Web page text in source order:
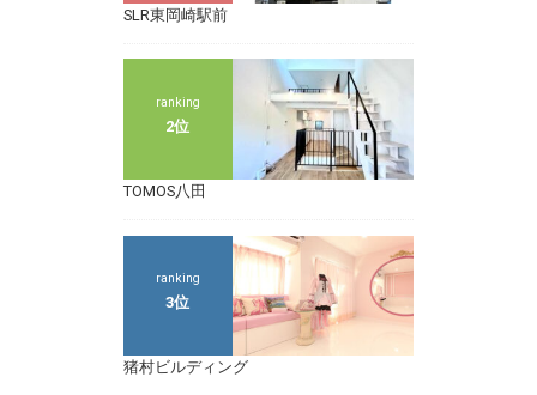
SLR東岡崎駅前
ranking
2位
TOMOS八田
ranking
3位
猪村ビルディング